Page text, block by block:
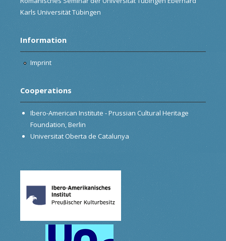
Karls Universität Tübingen
Information
Imprint
Cooperations
Ibero-American Institute - Prussian Cultural Heritage
Foundation, Berlin
Universitat Oberta de Catalunya